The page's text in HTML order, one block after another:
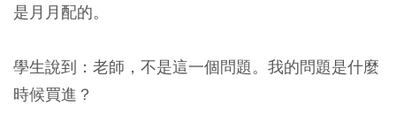
是月月配的。
學生說到：老師，不是這一個問題。我的問題是什麼
時候買進？